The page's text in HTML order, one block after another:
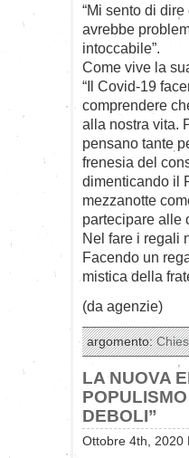
“Mi sento di
avrebbe
intoccabile”.
Come vive la
“Il Covid-19
comprendere
alla nostra vita.
pensano tante
frenesia del
dimenticando il
mezzanotte
partecipare alle
Nel fare i regali
Facendo un
mistica della
(da agenzie)
argomento:
LA NUOVA
DEBOLI”
Ottobre 4th, 2020